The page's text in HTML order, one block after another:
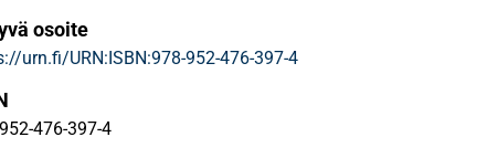
osoite
urn.fi/URN:ISBN:978-952-476-397-4
476-397-4